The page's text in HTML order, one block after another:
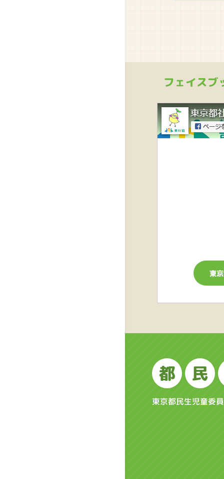
フェイスブ
都 民
東京都民生児童委